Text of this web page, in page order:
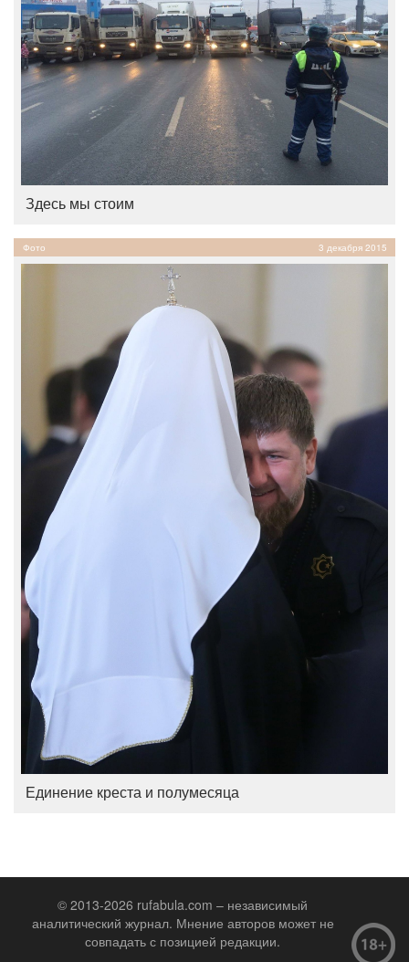
Здесь мы стоим
Фото 3 декабря 2015
Единение креста и полумесяца
© 2013-2026 rufabula.com – независимый
аналитический журнал. Мнение авторов может не
совпадать с позицией редакции.